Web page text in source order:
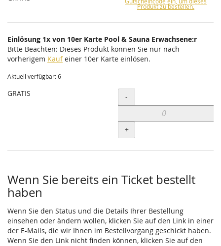
Produkt zu bestellen.
Einlösung 1x von 10er Karte Pool & Sauna Erwachsene:r
Bitte Beachten: Dieses Produkt können Sie nur nach
vorherigem Kaufeiner 10er Karte einlösen.
Aktuell verfügbar: 6
GRATIS Menge
-
+
Wenn Sie bereits ein Ticket bestellt
haben
Wenn Sie den Status und die Details Ihrer Bestellung
einsehen oder ändern wollen, klicken Sie auf den Link in einer
der E-Mails, die wir Ihnen im Bestellvorgang geschickt haben.
Wenn Sie den Link nicht finden können, klicken Sie auf den